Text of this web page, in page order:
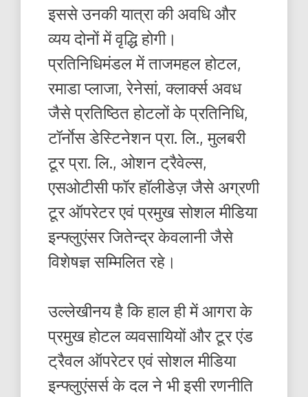
इससे उनकी यात्रा की अवधि और
व्यय दोनों में वृद्धि होगी।
प्रतिनिधिमंडल में ताजमहल होटल,
रमाडा प्लाजा, रेनेसां, क्लार्क्स अवध
जैसे प्रतिष्ठित होटलों के प्रतिनिधि,
टॉर्नाेस डेस्टिनेशन प्रा. लि., मुलबरी
टूर प्रा. लि., ओशन ट्रैवेल्स,
एसओटीसी फॉर हॉलीडेज़ जैसे अग्रणी
टूर ऑपरेटर एवं प्रमुख सोशल मीडिया
इन्फ्लुएंसर जितेन्द्र केवलानी जैसे
विशेषज्ञ सम्मिलित रहे।
उल्लेखीनय है कि हाल ही में आगरा के
प्रमुख होटल व्यवसायियों और टूर एंड
ट्रैवल ऑपरेटर एवं सोशल मीडिया
इन्फ्लुएंसर्स के दल ने भी इसी रणनीति